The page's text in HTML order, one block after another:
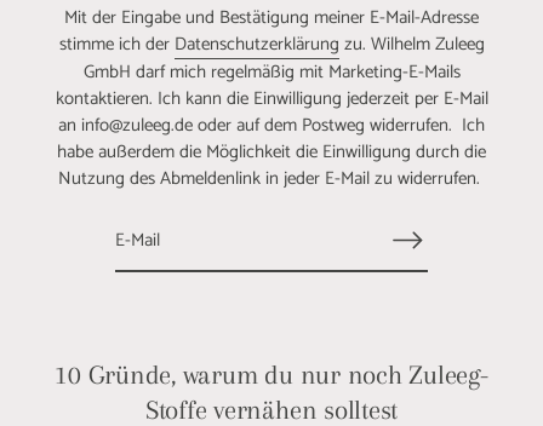
Mit der Eingabe und Bestätigung meiner E-Mail-Adresse
stimme ich der Datenschutzerklärung zu. Wilhelm Zuleeg
GmbH darf mich regelmäßig mit Marketing-E-Mails
kontaktieren. Ich kann die Einwilligung jederzeit per E-Mail
an info@zuleeg.de oder auf dem Postweg widerrufen. Ich
habe außerdem die Möglichkeit die Einwilligung durch die
Nutzung des Abmeldenlink in jeder E-Mail zu widerrufen.
10 Gründe, warum du nur noch Zuleeg-
Stoffe vernähen solltest